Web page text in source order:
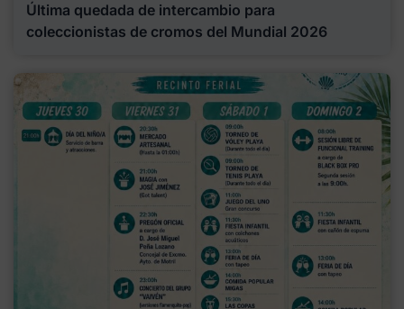
Última quedada de intercambio para
coleccionistas de cromos del Mundial 2026